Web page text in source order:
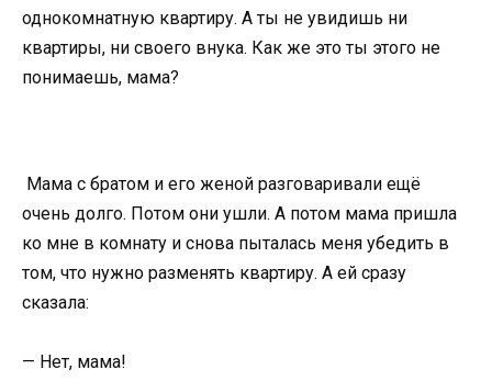
однокомнатную квартиру. А ты не увидишь ни
квартиры, ни своего внука. Как же это ты этого не
понимаешь, мама?
Мама с братом и его женой разговаривали ещё
очень долго. Потом они ушли. А потом мама пришла
ко мне в комнату и снова пыталась меня убедить в
том, что нужно разменять квартиру. А ей сразу
сказала:
— Нет, мама!